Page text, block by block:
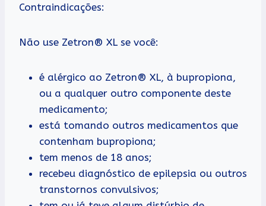
Contraindicações:
Não use Zetron® XL se você:
é alérgico ao Zetron® XL, à bupropiona,
ou a qualquer outro componente deste
medicamento;
está tomando outros medicamentos que
contenham bupropiona;
tem menos de 18 anos;
recebeu diagnóstico de epilepsia ou outros
transtornos convulsivos;